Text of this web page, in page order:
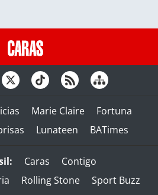
Marie Claire
Fortuna
Lunateen BATimes
Caras
Contigo
Rolling Stone
Sport Buzz